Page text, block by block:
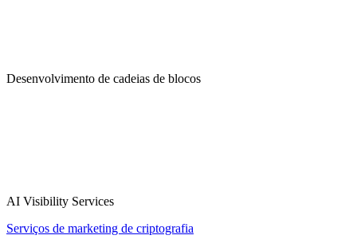
Desenvolvimento de cadeias de blocos
AI Visibility Services
Serviços de marketing de criptografia